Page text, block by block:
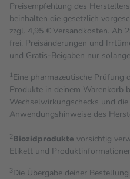
Preisempfehlung des
beinhalten die gesetzlich
zzgl. 4,95 € Versandkosten.
frei. Preisänderungen und
und Gratis-Beigaben nur
1Eine pharmazeutische
Produkte in deinem Warenkorb
Wechselwirkungschecks und
Anwendungshinweise des
2Biozidprodukte vorsichtig
Etikett und
3Die Übergabe deiner